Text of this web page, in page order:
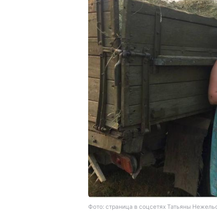
Фото: страница в соцсетях Татьяны